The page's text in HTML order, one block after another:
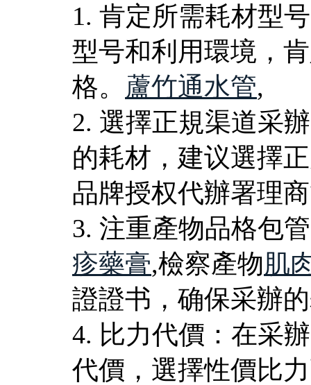
1. 肯定所需耗材型
型号和利用環境，
格。 蘆竹通水管,
2. 選擇正規渠道采
的耗材，建议選擇
品牌授权代辦署理
3. 注重產物品格包
疹藥膏,檢察產物肌
證證书，确保采辦
4. 比力代價：在采
代價，選擇性價比